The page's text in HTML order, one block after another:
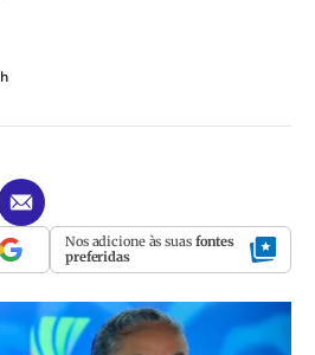
Nos adicione às suas fontes
preferidas